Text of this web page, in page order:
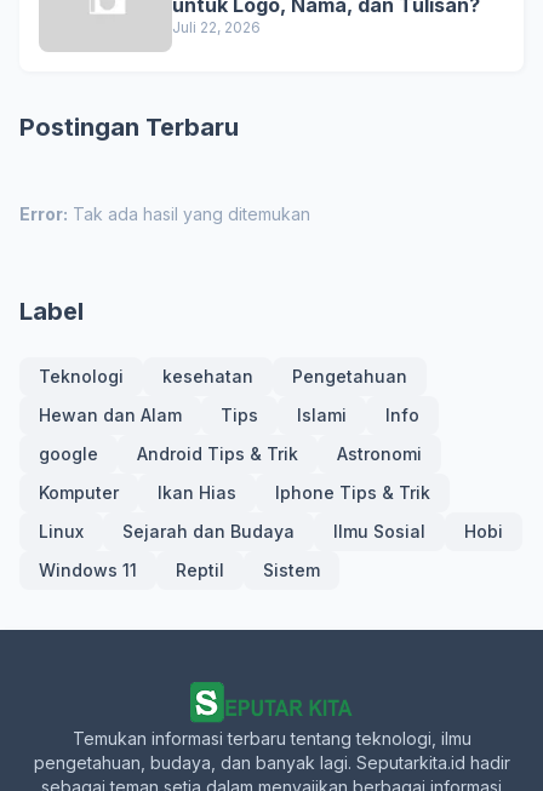
untuk Logo, Nama, dan Tulisan?
Juli 22, 2026
Postingan Terbaru
Error: Tak ada hasil yang ditemukan
Label
Teknologi kesehatan
Pengetahuan
Hewan dan Alam
Tips Islami
Info
google
Android Tips & Trik
Astronomi
Komputer
Ikan Hias
Iphone Tips & Trik
Linux
Sejarah dan Budaya Ilmu Sosial
Hobi
Windows 11
Reptil Sistem
Temukan informasi terbaru tentang teknologi, ilmu
pengetahuan, budaya, dan banyak lagi. Seputarkita.id hadir
sebagai teman setia dalam menyajikan berbagai informasi